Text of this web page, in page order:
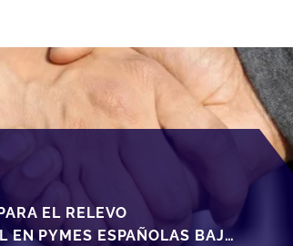
EL RELEVO
EN PYMES ESPAÑOLAS BAJO